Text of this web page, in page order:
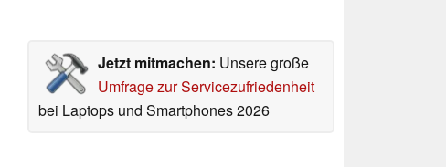
Jetzt mitmachen: Unsere große
Umfrage zur Servicezufriedenheit
bei Laptops und Smartphones 2026